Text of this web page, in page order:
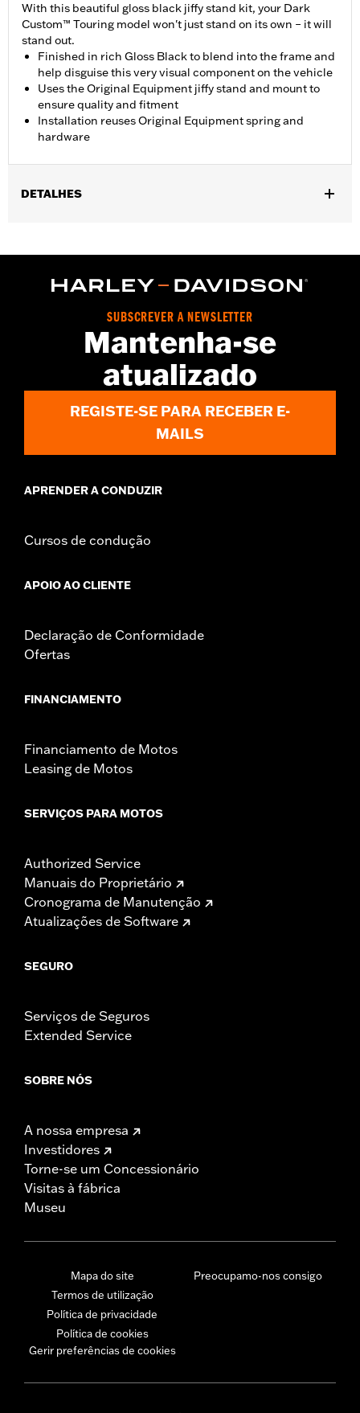
With this beautiful gloss black jiffy stand kit, your Dark
Custom™ Touring model won't just stand on its own – it will
stand out.
Finished in rich Gloss Black to blend into the frame and
help disguise this very visual component on the vehicle
Uses the Original Equipment jiffy stand and mount to
ensure quality and fitment
Installation reuses Original Equipment spring and
hardware
DETALHES
Sold In Units:Each
bumper and installation instructions
SUBSCREVER A NEWSLETTER
Mantenha-se
atualizado
REGISTE-SE PARA RECEBER E-
MAILS
APRENDER A CONDUZIR
Cursos de condução
APOIO AO CLIENTE
Declaração de Conformidade
Ofertas
FINANCIAMENTO
Financiamento de Motos
Leasing de Motos
SERVIÇOS PARA MOTOS
Authorized Service
Manuais do Proprietário
Cronograma de Manutenção
Atualizações de Software
SEGURO
Serviços de Seguros
Extended Service
SOBRE NÓS
A nossa empresa
Investidores
Torne-se um Concessionário
Visitas à fábrica
Museu
Mapa do site
Termos de utilização
Política de privacidade
Política de cookies
Gerir preferências de cookies
Preocupamo-nos consigo